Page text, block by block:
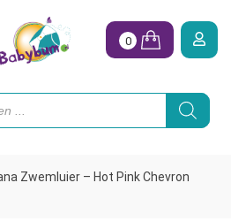
0
Zwemluier – Hot Pink Chevron